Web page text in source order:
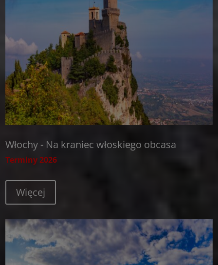
Włochy - Na kraniec włoskiego obcasa
Terminy 2026
Więcej